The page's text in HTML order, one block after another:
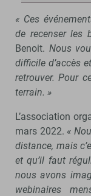
« Ces
de recenser les
Benoit. Nous
difficile d’accès
retrouver. Pour
terrain. »
L’association
mars 2022. «
distance, mais
et qu’il faut
nous avons
webinaires